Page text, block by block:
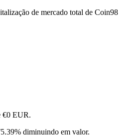
de mercado total de Coin98
€0 EUR.
diminuindo em valor.